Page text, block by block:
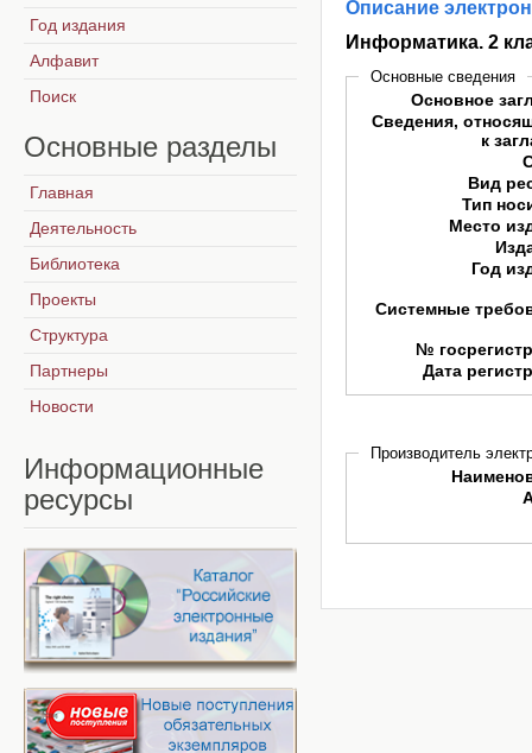
Описание
Информатика. 2
Основные сведения
Основное
Сведения,
к
Вид
Тип
Место
Год
Системные
№
Дата
Производитель
Год издания
Алфавит
Поиск
Основные разделы
Главная
Деятельность
Библиотека
Проекты
Структура
Партнеры
Новости
Информационные
ресурсы